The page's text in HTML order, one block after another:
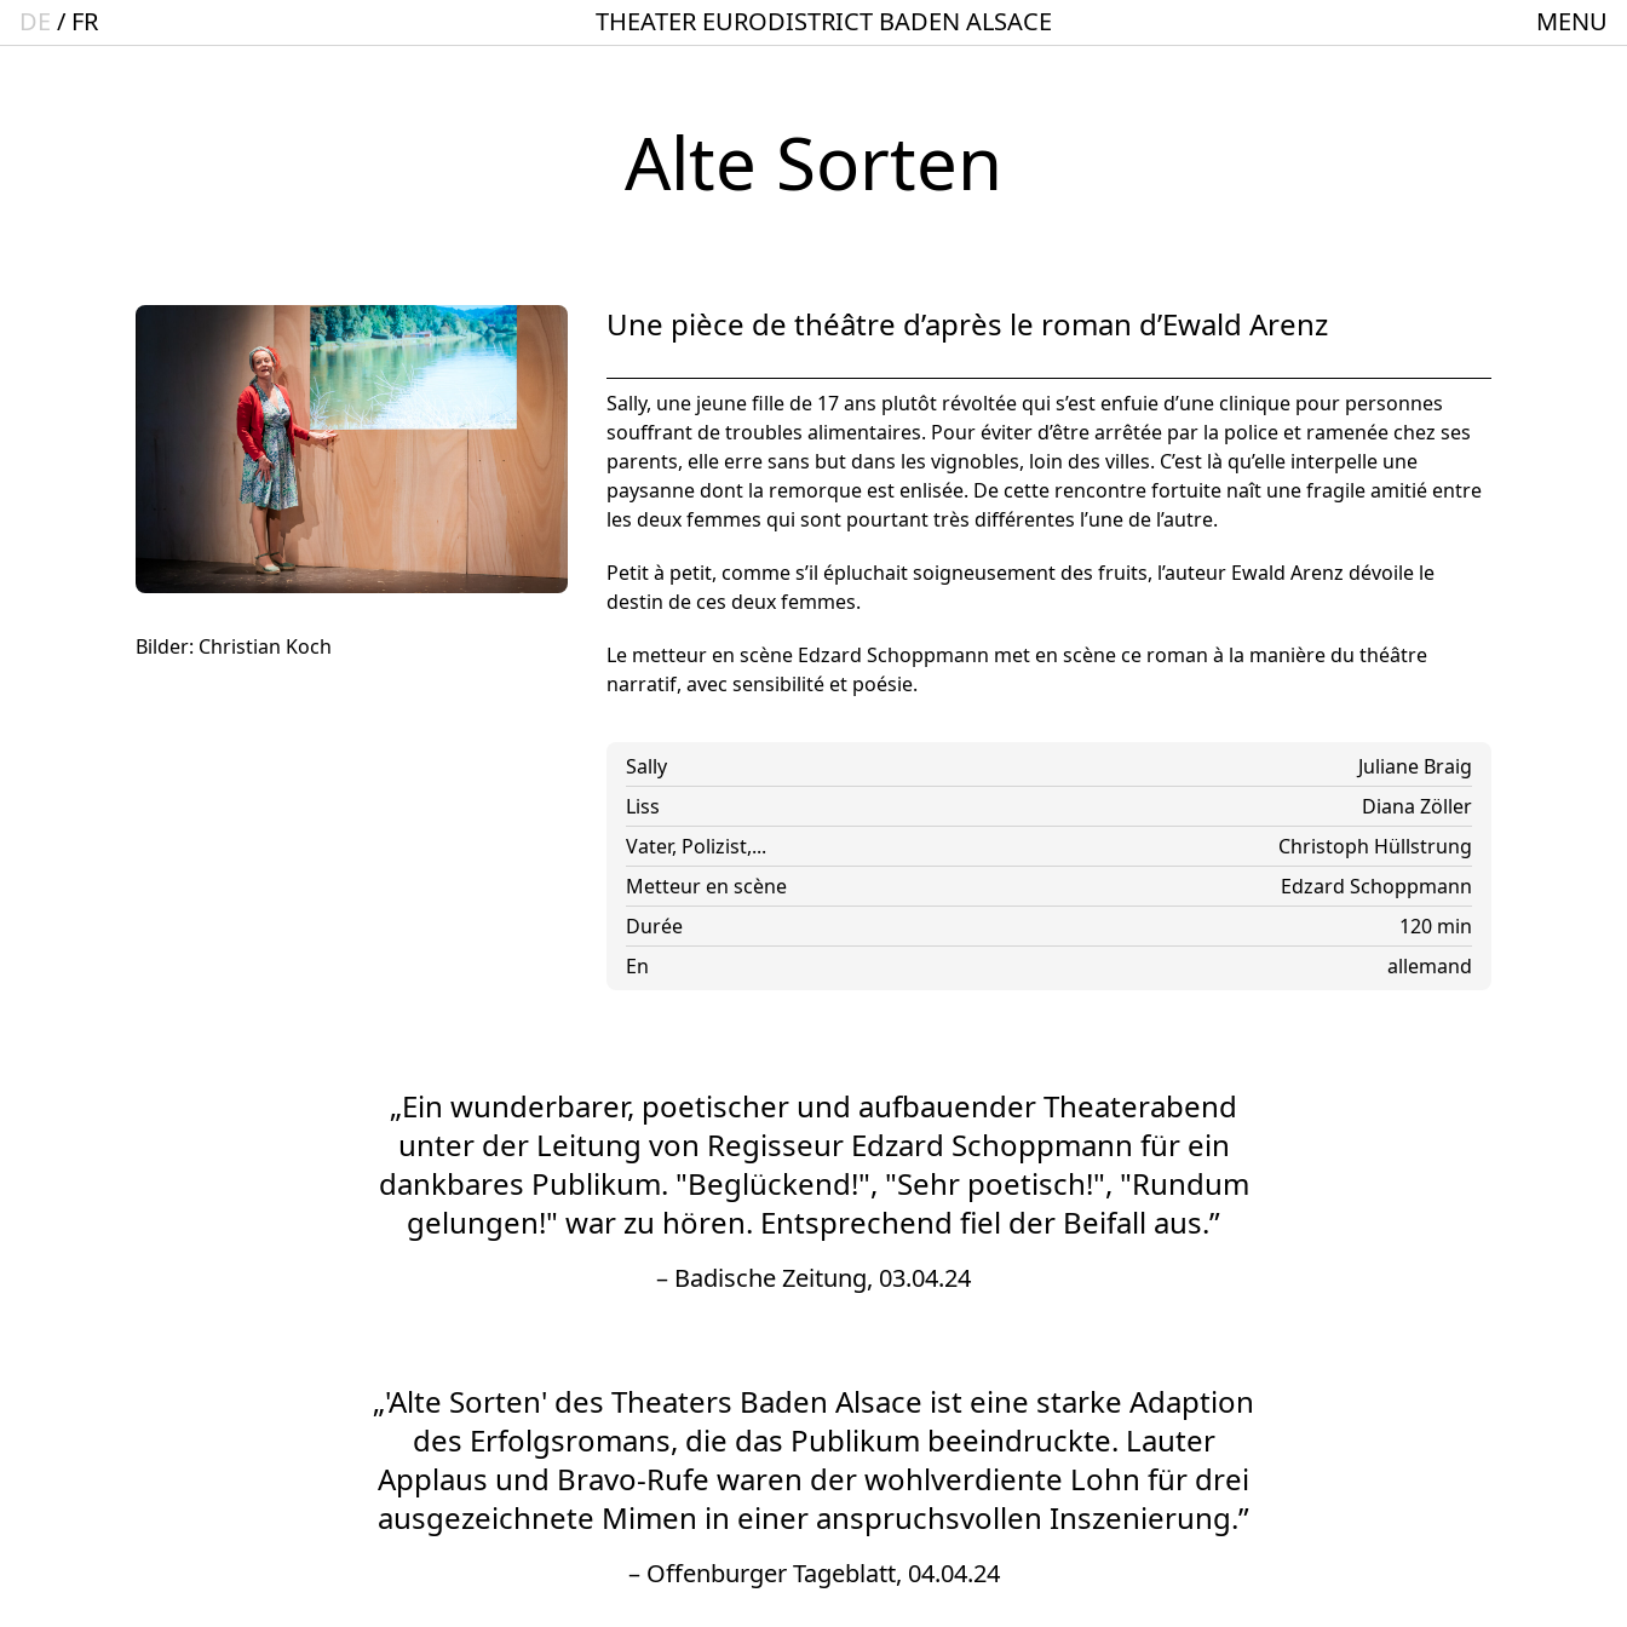
DE FR THEATER EURODISTRICT BADEN ALSACE MENU
Startseite
Aktuelles
Stücke
Geschichte
Ensemble
Theater BAden ALsace Spielstätte im Europäischen Forum am Rhein
Alte Sorten
Bilder: Christian Koch
Une pièce de théâtre d’après le roman d’Ewald Arenz
Sally, une jeune fille de 17 ans plutôt révoltée qui s’est enfuie d’une clinique pour personnes
souffrant de troubles alimentaires. Pour éviter d’être arrêtée par la police et ramenée chez ses
parents, elle erre sans but dans les vignobles, loin des villes. C’est là qu’elle interpelle une
paysanne dont la remorque est enlisée. De cette rencontre fortuite naît une fragile amitié entre
les deux femmes qui sont pourtant très différentes l’une de l’autre.
Petit à petit, comme s’il épluchait soigneusement des fruits, l’auteur Ewald Arenz dévoile le
destin de ces deux femmes.
Le metteur en scène Edzard Schoppmann met en scène ce roman à la manière du théâtre
narratif, avec sensibilité et poésie.
Sally
Juliane Braig
Liss
Diana Zöller
Vater, Polizist,...
Christoph Hüllstrung
Metteur en scène
Edzard Schoppmann
Durée
120 min
En
allemand
„Ein wunderbarer, poetischer und aufbauender Theaterabend
unter der Leitung von Regisseur Edzard Schoppmann für ein
dankbares Publikum. "Beglückend!", "Sehr poetisch!", "Rundum
gelungen!" war zu hören. Entsprechend fiel der Beifall aus.”
– Badische Zeitung, 03.04.24
„'Alte Sorten' des Theaters Baden Alsace ist eine starke Adaption
des Erfolgsromans, die das Publikum beeindruckte. Lauter
Applaus und Bravo-Rufe waren der wohlverdiente Lohn für drei
ausgezeichnete Mimen in einer anspruchsvollen Inszenierung.”
– Offenburger Tageblatt, 04.04.24